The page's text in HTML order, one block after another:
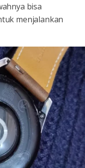
bisa
menjalankan